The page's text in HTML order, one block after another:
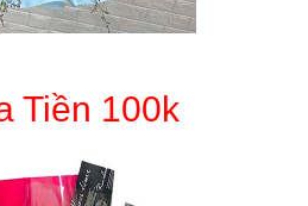
Tiền 100k